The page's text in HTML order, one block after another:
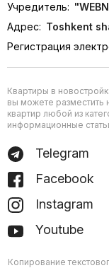
Учредитель:
Адрес: Toshkent
Регистрация
Квартиры в
вы можете разместить
квартир любой из
информационные
Telegram
Facebook
Instagram
Youtube
Копирование